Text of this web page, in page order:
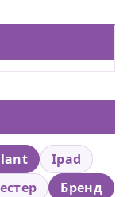
Ipad
Бренд